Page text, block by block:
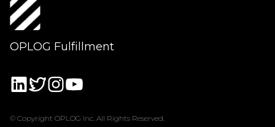
OPLOG Fulfillment
© Copyright OPLOG Inc. All Rights Reserved.